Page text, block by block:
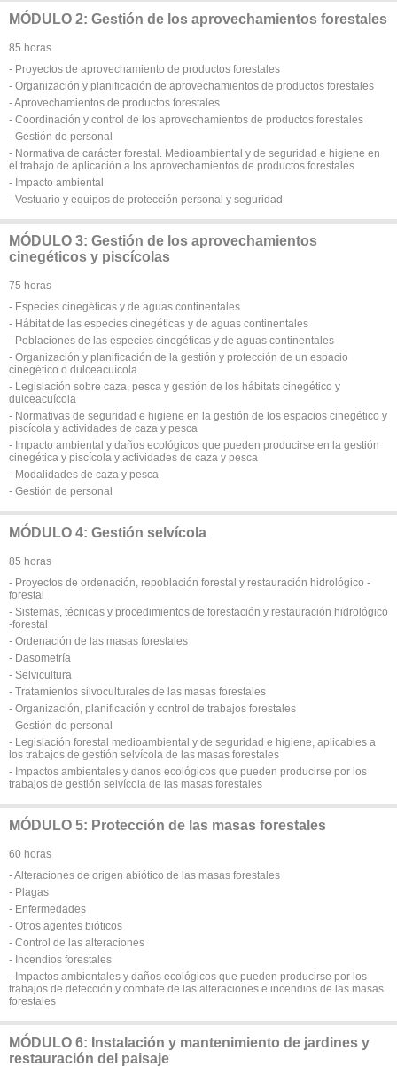
MÓDULO 2: Gestión de los aprovechamientos forestales
85 horas
- Proyectos de aprovechamiento de productos forestales
- Organización y planificación de aprovechamientos de productos forestales
- Aprovechamientos de productos forestales
- Coordinación y control de los aprovechamientos de productos forestales
- Gestión de personal
- Normativa de carácter forestal. Medioambiental y de seguridad e higiene en
el trabajo de aplicación a los aprovechamientos de productos forestales
- Impacto ambiental
- Vestuario y equipos de protección personal y seguridad
MÓDULO 3: Gestión de los aprovechamientos
cinegéticos y piscícolas
75 horas
- Especies cinegéticas y de aguas continentales
- Hábitat de las especies cinegéticas y de aguas continentales
- Poblaciones de las especies cinegéticas y de aguas continentales
- Organización y planificación de la gestión y protección de un espacio
cinegético o dulceacuícola
- Legislación sobre caza, pesca y gestión de los hábitats cinegético y
dulceacuícola
- Normativas de seguridad e higiene en la gestión de los espacios cinegético y
piscícola y actividades de caza y pesca
- Impacto ambiental y daños ecológicos que pueden producirse en la gestión
cinegética y piscícola y actividades de caza y pesca
- Modalidades de caza y pesca
- Gestión de personal
MÓDULO 4: Gestión selvícola
85 horas
- Proyectos de ordenación, repoblación forestal y restauración hidrológico -
forestal
- Sistemas, técnicas y procedimientos de forestación y restauración hidrológico
-forestal
- Ordenación de las masas forestales
- Dasometría
- Selvicultura
- Tratamientos silvoculturales de las masas forestales
- Organización, planificación y control de trabajos forestales
- Gestión de personal
- Legislación forestal medioambiental y de seguridad e higiene, aplicables a
los trabajos de gestión selvícola de las masas forestales
- Impactos ambientales y danos ecológicos que pueden producirse por los
trabajos de gestión selvícola de las masas forestales
MÓDULO 5: Protección de las masas forestales
60 horas
- Alteraciones de origen abiótico de las masas forestales
- Plagas
- Enfermedades
- Otros agentes bióticos
- Control de las alteraciones
- Incendios forestales
- Impactos ambientales y daños ecológicos que pueden producirse por los
trabajos de detección y combate de las alteraciones e incendios de las masas
forestales
MÓDULO 6: Instalación y mantenimiento de jardines y
restauración del paisaje